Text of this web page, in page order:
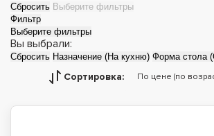
Сбросить Выберите фильтры
Фильтр
Выберите фильтры
Вы выбрали:
Сбросить Назначение (На кухню) Форма стола
Сортировка: По цене (по